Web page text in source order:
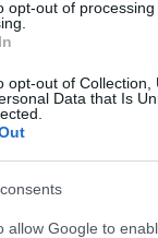
opt-out of
opt-out of
Data that Is
allow Google to
címet
el tőle régi
Van
adott interjút